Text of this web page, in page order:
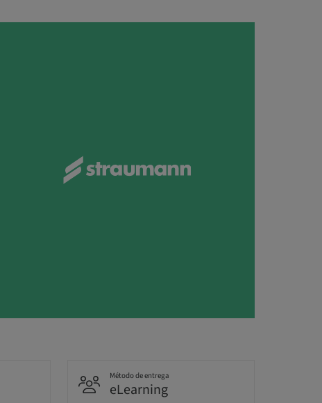
Método de entrega
eLearning